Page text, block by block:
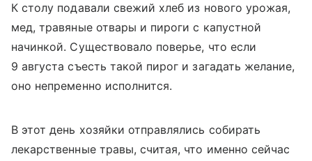
К столу подавали свежий хлеб из нового урожая,
мед, травяные отвары и пироги с капустной
начинкой. Существовало поверье, что если
9 августа съесть такой пирог и загадать желание,
оно непременно исполнится.
В этот день хозяйки отправлялись собирать
лекарственные травы, считая, что именно сейчас